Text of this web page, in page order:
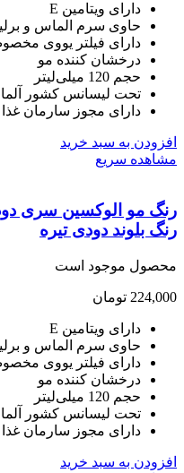
دارای ویتامین E
حاوی سرم الماس و برلیان
دارای فیلتر یووی مخصوص
درخشان کننده مو
حجم 120 میلی‌لیتر
تحت لیسانس کشور آلمان
دارای مجوز سارمان غذا و
به سبد خرید
سریع
بلوند دودی تیره
موجود است
تومان
دارای ویتامین E
حاوی سرم الماس و برلیان
دارای فیلتر یووی مخصوص
درخشان کننده مو
حجم 120 میلی‌لیتر
تحت لیسانس کشور آلمان
دارای مجوز سارمان غذا و
به سبد خرید